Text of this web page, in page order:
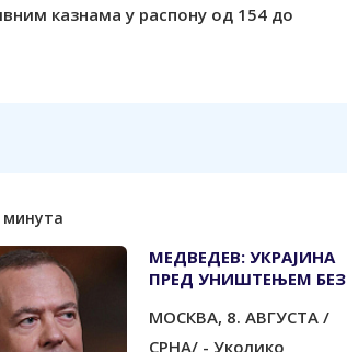
казнама у распону од 154 до
минута
МЕДВЕДЕВ: УКРАЈИНА
ПРЕД УНИШТЕЊЕМ БЕЗ
РУКОВОДСТВА
МОСКВА, 8. АВГУСТА /
СРНА/ - Уколико